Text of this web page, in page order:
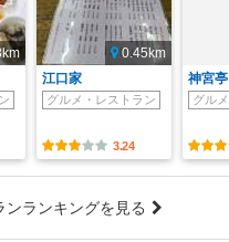
0.45km
江口家
グルメ・レストラン
3.24
神宮亭
グル
ランキングを見る